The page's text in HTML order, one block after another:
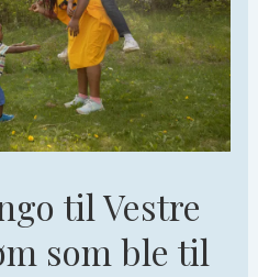
til Vestre
som ble til